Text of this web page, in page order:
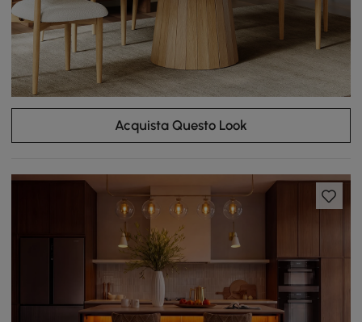
Acquista Questo Look